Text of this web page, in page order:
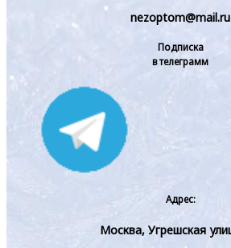
nezoptom@mail.ru
Подписка
в телеграмм
Адрес:
Москва, Угрешская